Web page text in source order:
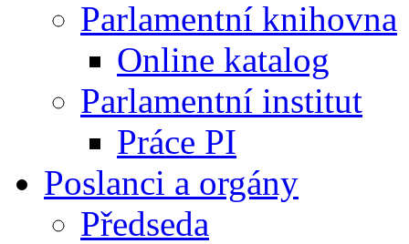
Parlamentní knihovna
Online katalog
Parlamentní institut
Práce PI
Poslanci a orgány
Předseda